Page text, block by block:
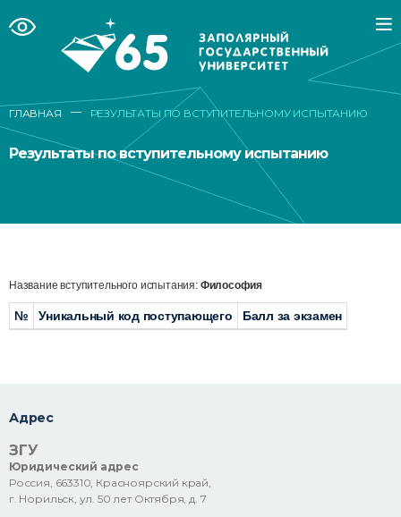
ГЛАВНАЯ — РЕЗУЛЬТАТЫ ПО ВСТУПИТЕЛЬНОМУ ИСПЫТАНИЮ
Результаты по вступительному испытанию
Название вступительного испытания: Философия
№ Уникальный код поступающего Балл за экзамен
Адрес
ЗГУ
Юридический адрес
Россия, 663310, Красноярский край,
г. Норильск, ул. 50 лет Октября, д. 7